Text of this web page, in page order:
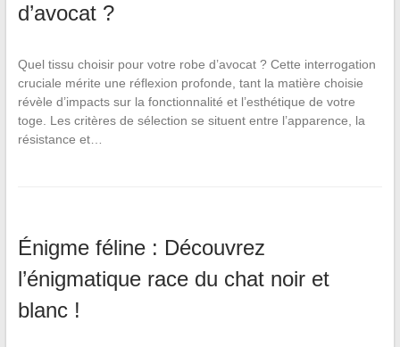
d’avocat ?
Quel tissu choisir pour votre robe d’avocat ? Cette interrogation
cruciale mérite une réflexion profonde, tant la matière choisie
révèle d’impacts sur la fonctionnalité et l’esthétique de votre
toge. Les critères de sélection se situent entre l’apparence, la
résistance et…
Énigme féline : Découvrez
l’énigmatique race du chat noir et
blanc !